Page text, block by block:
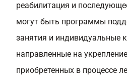
реабилитация и
могут быть программы
занятия и индивидуальные
направленные на
приобретенных в процессе